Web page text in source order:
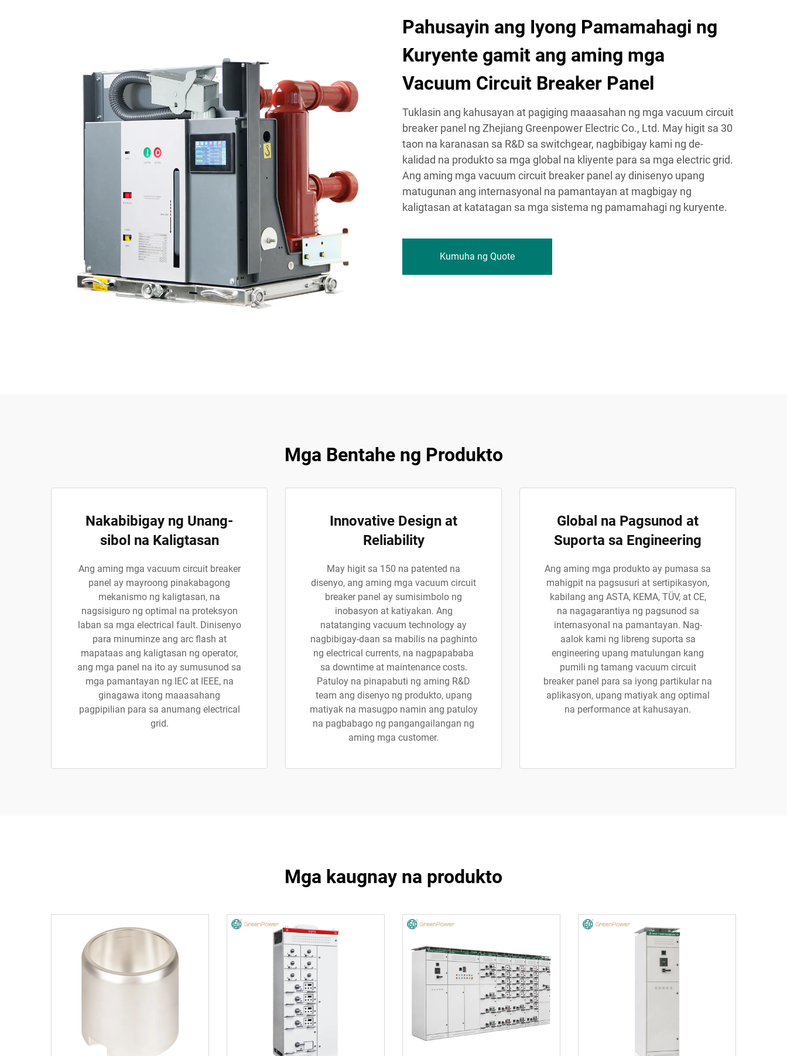
Pahusayin ang Iyong Pamamahagi ng
Kuryente gamit ang aming mga
Vacuum Circuit Breaker Panel
Tuklasin ang kahusayan at pagiging maaasahan ng mga vacuum circuit
breaker panel ng Zhejiang Greenpower Electric Co., Ltd. May higit sa 30
taon na karanasan sa R&D sa switchgear, nagbibigay kami ng de-
kalidad na produkto sa mga global na kliyente para sa mga electric grid.
Ang aming mga vacuum circuit breaker panel ay dinisenyo upang
matugunan ang internasyonal na pamantayan at magbigay ng
kaligtasan at katatagan sa mga sistema ng pamamahagi ng kuryente.
Kumuha ng Quote
Mga Bentahe ng Produkto
Nakabibigay ng Unang-
sibol na Kaligtasan
Ang aming mga vacuum circuit breaker
panel ay mayroong pinakabagong
mekanismo ng kaligtasan, na
nagsisiguro ng optimal na proteksyon
laban sa mga electrical fault. Dinisenyo
para minuminze ang arc flash at
mapataas ang kaligtasan ng operator,
ang mga panel na ito ay sumusunod sa
mga pamantayan ng IEC at IEEE, na
ginagawa itong maaasahang
pagpipilian para sa anumang electrical
grid.
Innovative Design at
Reliability
May higit sa 150 na patented na
disenyo, ang aming mga vacuum circuit
breaker panel ay sumisimbolo ng
inobasyon at katiyakan. Ang
natatanging vacuum technology ay
nagbibigay-daan sa mabilis na paghinto
ng electrical currents, na nagpapababa
sa downtime at maintenance costs.
Patuloy na pinapabuti ng aming R&D
team ang disenyo ng produkto, upang
matiyak na masugpo namin ang patuloy
na pagbabago ng pangangailangan ng
aming mga customer.
Global na Pagsunod at
Suporta sa Engineering
Ang aming mga produkto ay pumasa sa
mahigpit na pagsusuri at sertipikasyon,
kabilang ang ASTA, KEMA, TÜV, at CE,
na nagagarantiya ng pagsunod sa
internasyonal na pamantayan. Nag-
aalok kami ng libreng suporta sa
engineering upang matulungan kang
pumili ng tamang vacuum circuit
breaker panel para sa iyong partikular na
aplikasyon, upang matiyak ang optimal
na performance at kahusayan.
Mga kaugnay na produkto